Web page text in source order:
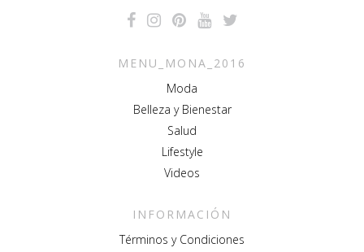
MENU_MONA_2016
Moda
Belleza y Bienestar
Salud
Lifestyle
Videos
INFORMACIÓN
Términos y Condiciones